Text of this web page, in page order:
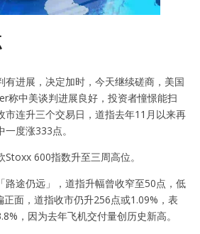
有进展，决定加时，今天继续磋商，美国
称中美谈判进展良好，投资者憧憬能扫
市连升三个交易日，道指去年11月以来再
度涨333点。
600指数升至三周高位。
路途仍远」，道指升幅曾收窄至50点，低
正面，道指收市仍升256点或1.09%，表
，因为去年飞机交付量创历史新高。